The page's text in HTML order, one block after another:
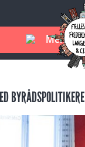
Menu
BYRÅDSPOLITIKERE